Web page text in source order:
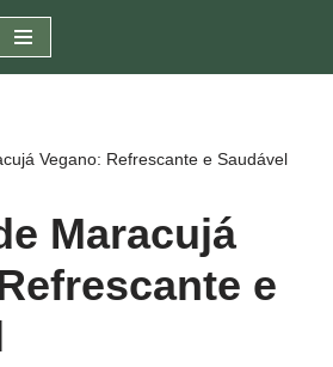
Vegano: Refrescante e Saudável
Maracujá
e